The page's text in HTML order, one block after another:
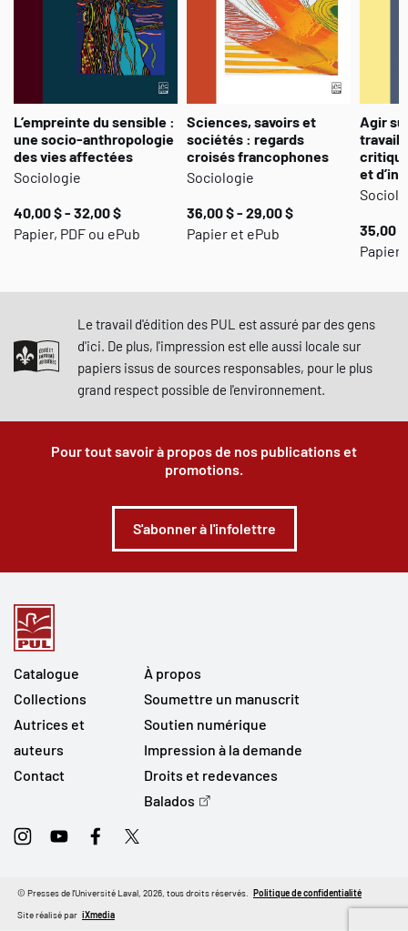
L’empreinte du sensible :
une socio-anthropologie
des vies affectées
Sociologie
40,00 $ - 32,00 $
Papier, PDF ou ePub
Sciences, savoirs et
sociétés : regards
croisés francophones
Sociologie
36,00 $ - 29,00 $
Papier et ePub
Agir
travail
et
35,00
Papier,
Le travail d'édition des PUL est assuré par des gens
d'ici. De plus, l'impression est elle aussi locale sur
papiers issus de sources responsables, pour le plus
grand respect possible de l'environnement.
Pour tout savoir à propos de nos publications et
promotions.
S'abonner à l'infolettre
Catalogue
Collections
Autrices et
auteurs
Contact
À propos
Soumettre un manuscrit
Soutien numérique
Impression à la demande
Droits et redevances
Balados
InstagramYoutubeFacebookTwitter
Site réalisé par iXmedia
© Presses de l'Université Laval, 2026, tous droits réservés. Politique de confidentialité